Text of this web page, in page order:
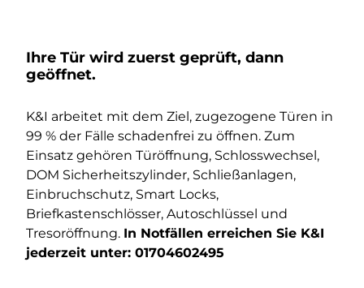
Ihre Tür wird zuerst geprüft, dann
geöffnet.
K&I arbeitet mit dem Ziel, zugezogene Türen in
99 % der Fälle schadenfrei zu öffnen. Zum
Einsatz gehören Türöffnung, Schlosswechsel,
DOM Sicherheitszylinder, Schließanlagen,
Einbruchschutz, Smart Locks,
Briefkastenschlösser, Autoschlüssel und
Tresoröffnung. In Notfällen erreichen Sie K&I
jederzeit unter:01704602495